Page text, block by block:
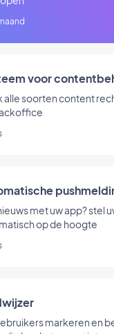
voor
alle soorten content
met uw app? stel
op de hoogte
markeren en